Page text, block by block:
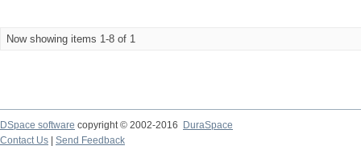
Now showing items 1-8 of 1
DSpace software copyright © 2002-2016
DuraSpace
Contact Us
Send Feedback